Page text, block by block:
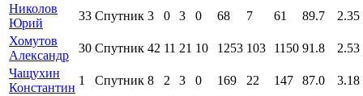
Николов
Юрий
33 Спутник 3 0 3 0 68 7 61 89.7
2.35
Хомутов
Александр
30 Спутник 42 11 21 10 1253 103 1150 91.8
2.53
Чащухин
Константин
1 Спутник 8 2 3 0 169 22 147 87.0
3.18